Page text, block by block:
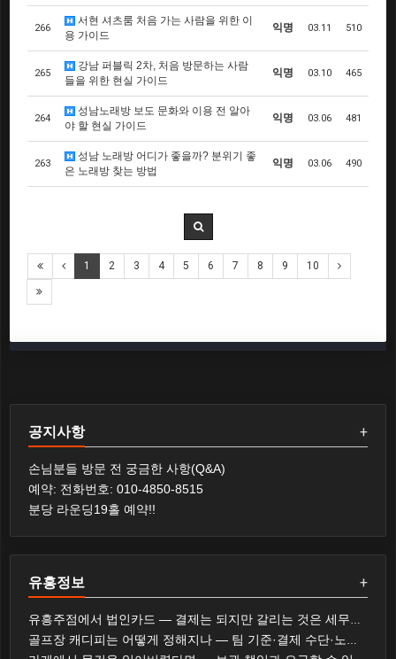
266
서현 셔츠룸 처음 가는 사람을 위한 이
용 가이드
익명 03.11 510
265
강남 퍼블릭 2차, 처음 방문하는 사람
들을 위한 현실 가이드
익명 03.10 465
264
성남노래방 보도 문화와 이용 전 알아
야 할 현실 가이드
익명 03.06 481
263
성남 노래방 어디가 좋을까? 분위기 좋
은 노래방 찾는 방법
익명 03.06 490
1 2 3 4 5 6 7 8 9 10
+
공지사항
손님분들 방문 전 궁금한 사항(Q&A)
예약: 전화번호: 010-4850-8515
분당 라운딩19홀 예약!!
+
유흥정보
유흥주점에서 법인카드 — 결제는 되지만 갈리는 것은 세무와 사규다
골프장 캐디피는 어떻게 정해지나 — 팀 기준·결제 수단·노캐디 선택